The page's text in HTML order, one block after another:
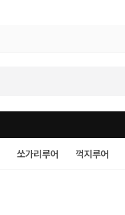
쏘가리루어 꺽지루어